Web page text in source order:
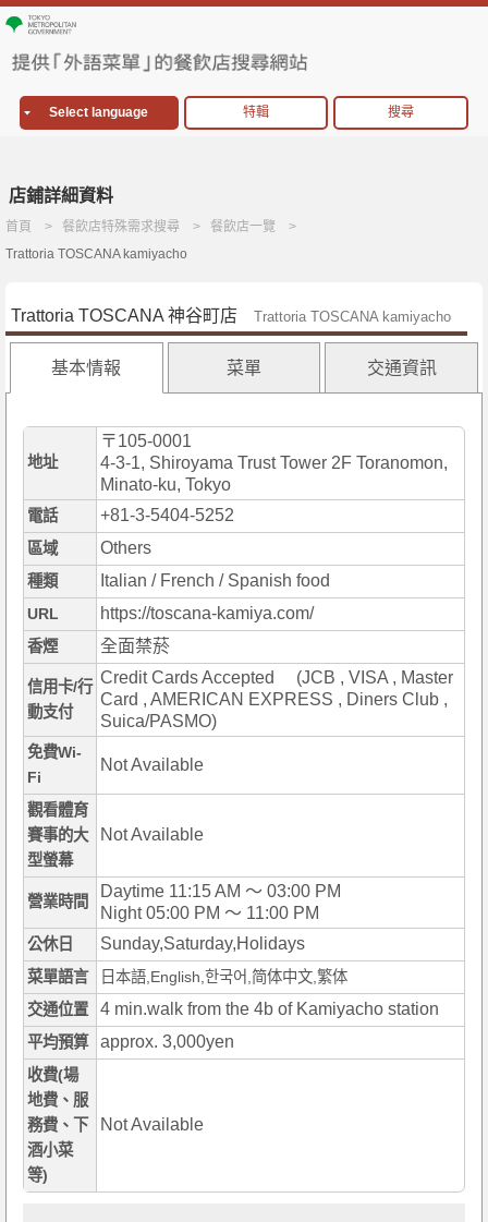
Select language 特輯 搜尋
店鋪詳細資料
首頁 餐飲店特殊需求搜尋
餐飲店一覽
Trattoria TOSCANA kamiyacho
Trattoria TOSCANA 神谷町店 Trattoria TOSCANA kamiyacho
基本情報 菜單 交通資訊
地址
〒105-0001
4-3-1, Shiroyama Trust Tower 2F Toranomon,
Minato-ku, Tokyo
電話 +81-3-5404-5252
區域 Others
種類 Italian / French / Spanish food
URL https://toscana-kamiya.com/
香煙 全面禁菸
信用卡/行
動支付
Credit Cards Accepted (JCB , VISA , Master
Card , AMERICAN EXPRESS , Diners Club ,
Suica/PASMO)
免費Wi-
Fi
Not Available
觀看體育
賽事的大
型螢幕
Not Available
營業時間
Daytime 11:15 AM ～ 03:00 PM
Night 05:00 PM ～ 11:00 PM
公休日 Sunday,Saturday,Holidays
菜單語言
日本語,English,한국어,简体中文,繁体
交通位置
4 min.walk from the 4b of Kamiyacho station
平均預算 approx. 3,000yen
收費(場
地費、服
務費、下
酒小菜
等)
Not Available